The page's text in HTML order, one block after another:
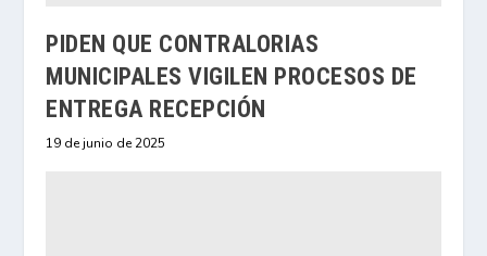
PIDEN QUE CONTRALORIAS
MUNICIPALES VIGILEN PROCESOS DE
ENTREGA RECEPCIÓN
19 de junio de 2025